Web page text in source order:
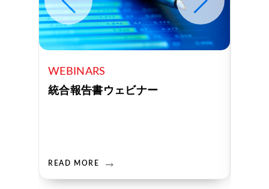
WEBINARS
統合報告書ウェビナー
READ MORE